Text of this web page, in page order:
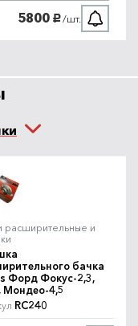
5800 руб./шт.
расширительные и
бачка
Форд Фокус-2,3,
Мондео-4,5
RC240